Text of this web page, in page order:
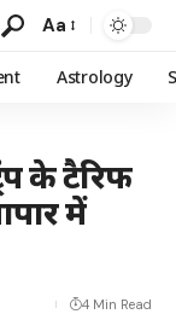
Aa
Astrology
के टैरिफ
में
4 Min Read